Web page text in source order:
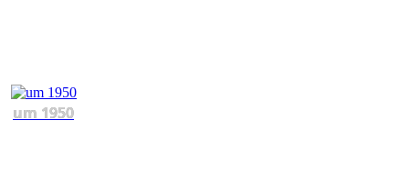
um 1950